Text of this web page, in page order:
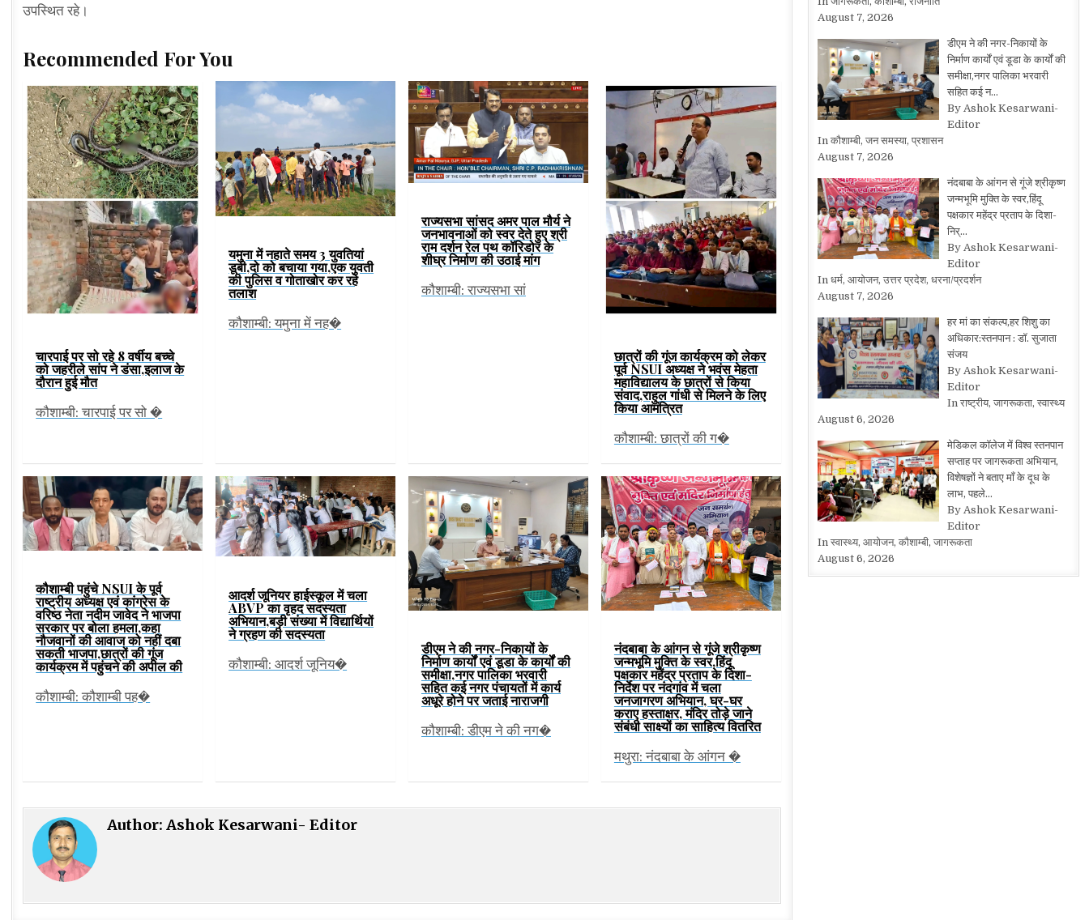
उपस्थित रहे।
Recommended For You
चारपाई पर सो रहे 8 वर्षीय बच्चे
को जहरीले सांप ने डंसा,इलाज के
दौरान हुई मौत
कौशाम्बी: चारपाई पर सो �
यमुना में नहाते समय 3 युवतियां
डूबी,दो को बचाया गया,एक युवती
की पुलिस व गोताखोर कर रहे
तलाश
कौशाम्बी: यमुना में नह�
राज्यसभा सांसद अमर पाल मौर्य ने
जनभावनाओं को स्वर देते हुए श्री
राम दर्शन रेल पथ कॉरिडोर के
शीघ्र निर्माण की उठाई मांग
कौशाम्बी: राज्यसभा सां
छात्रों की गूंज कार्यक्रम को लेकर
पूर्व NSUI अध्यक्ष ने भवंस मेहता
महाविद्यालय के छात्रों से किया
संवाद,राहुल गांधी से मिलने के लिए
किया आमंत्रित
कौशाम्बी: छात्रों की ग�
कौशाम्बी पहुंचे NSUI के पूर्व
राष्ट्रीय अध्यक्ष एवं कांग्रेस के
वरिष्ठ नेता नदीम जावेद ने भाजपा
सरकार पर बोला हमला,कहा
नौजवानों की आवाज को नहीं दबा
सकती भाजपा,छात्रों की गूंज
कार्यक्रम में पहुंचने की अपील की
कौशाम्बी: कौशाम्बी पह�
आदर्श जूनियर हाईस्कूल में चला
ABVP का वृहद सदस्यता
अभियान,बड़ी संख्या में विद्यार्थियों
ने ग्रहण की सदस्यता
कौशाम्बी: आदर्श जूनिय�
डीएम ने की नगर-निकायों के
निर्माण कार्यों एवं डूडा के कार्यों की
समीक्षा,नगर पालिका भरवारी
सहित कई नगर पंचायतों में कार्य
अधूरे होने पर जताई नाराजगी
कौशाम्बी: डीएम ने की नग�
नंदबाबा के आंगन से गूंजे श्रीकृष्ण
जन्मभूमि मुक्ति के स्वर,हिंदू
पक्षकार महेंद्र प्रताप के दिशा-
निर्देश पर नंदगांव में चला
जनजागरण अभियान, घर-घर
कराए हस्ताक्षर, मंदिर तोड़े जाने
संबंधी साक्ष्यों का साहित्य वितरित
मथुरा: नंदबाबा के आंगन �
Author:Ashok Kesarwani- Editor
August 7, 2026
डीएम ने की नगर-निकायों के
निर्माण कार्यों एवं डूडा के कार्यों की
समीक्षा,नगर पालिका भरवारी
सहित कई न…
By Ashok Kesarwani-
Editor
In कौशाम्बी, जन समस्या, प्रशासन
August 7, 2026
नंदबाबा के आंगन से गूंजे श्रीकृष्ण
जन्मभूमि मुक्ति के स्वर,हिंदू
पक्षकार महेंद्र प्रताप के दिशा-
निर्…
By Ashok Kesarwani-
Editor
In धर्म, आयोजन, उत्तर प्रदेश, धरना/प्रदर्शन
August 7, 2026
हर मां का संकल्प,हर शिशु का
अधिकार:स्तनपान : डॉ. सुजाता
संजय
By Ashok Kesarwani-
Editor
In राष्ट्रीय, जागरूकता, स्वास्थ्य
August 6, 2026
मेडिकल कॉलेज में विश्व स्तनपान
सप्ताह पर जागरूकता अभियान,
विशेषज्ञों ने बताए माँ के दूध के
लाभ, पहले…
By Ashok Kesarwani-
Editor
In स्वास्थ्य, आयोजन, कौशाम्बी, जागरूकता
August 6, 2026